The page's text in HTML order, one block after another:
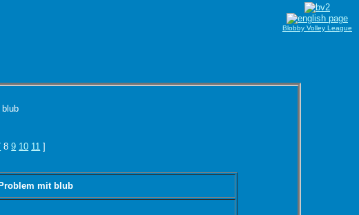
89 10 11 ]
mit blub
Blobby Volley League